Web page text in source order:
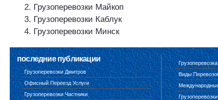
Грузоперевозки Майкоп
Грузоперевозки Каблук
Грузоперевозки Минск
последние публикации
Грузоперевозки Дмитров
Офисный Переезд Услуги
Грузоперевозки Частники
Виды